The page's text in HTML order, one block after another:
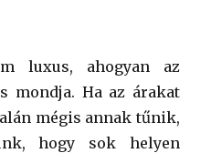
luxus, ahogyan az
mondja. Ha az árakat
mégis annak tűnik,
hogy sok helyen